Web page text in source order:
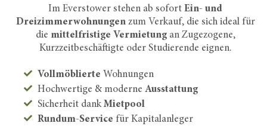
Im Everstower stehen ab sofortEin- und
Dreizimmerwohnungenzum Verkauf, die sich ideal für
die mittelfristige Vermietung an Zugezogene,
Kurzzeitbeschäftigte oder Studierende eignen.
Vollmöblierte Wohnungen
Hochwertige & moderne Ausstattung
Sicherheit dankMietpool
Rundum-Service für Kapitalanleger